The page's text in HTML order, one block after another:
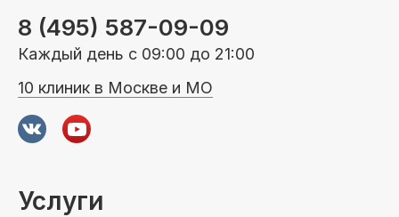
8 (495) 587-09-09
Каждый день с 09:00 до 21:00
10 клиник в Москве и МО
Услуги